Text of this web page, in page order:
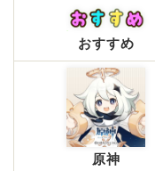
おすすめ
原神